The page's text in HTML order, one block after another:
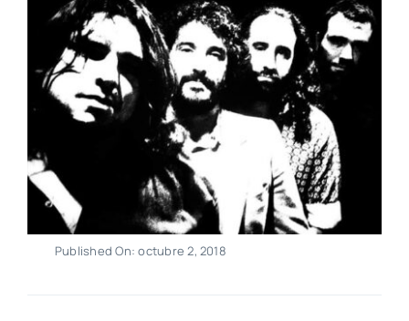
Col·labora
Contacte
Published On: octubre 2, 2018